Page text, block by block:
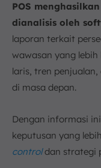
POS
dianalisis oleh
laporan terkait
wawasan yang
laris, tren
di masa depan.
Dengan informasi
keputusan yang
controldan strategi